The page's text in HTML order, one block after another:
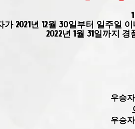
가 2021년 12월 30일부터 일주일
2022년 1월 31일까지
우승
우승